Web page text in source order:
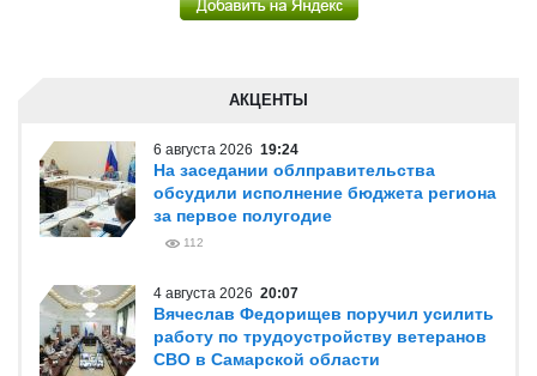
АКЦЕНТЫ
6 августа 2026 19:24
На заседании облправительства
обсудили исполнение бюджета региона
за первое полугодие
112
4 августа 2026 20:07
Вячеслав Федорищев поручил усилить
работу по трудоустройству ветеранов
СВО в Самарской области